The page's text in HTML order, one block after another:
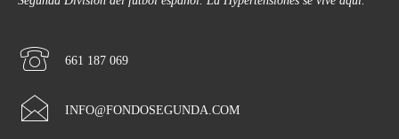
661 187 069
INFO@FONDOSEGUNDA.COM